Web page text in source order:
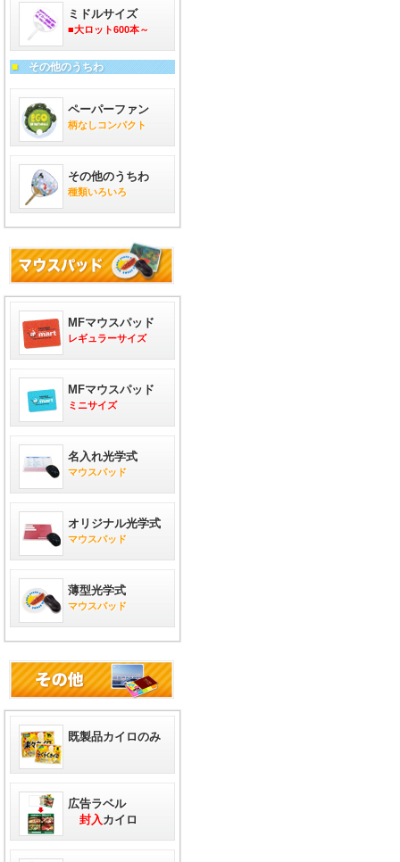
ミドルサイズ
■大ロット600本～
■その他のうちわ
ペーパーファン
柄なしコンパクト
その他のうちわ
種類いろいろ
MFマウスパッド
レギュラーサイズ
MFマウスパッド
ミニサイズ
名入れ光学式
マウスパッド
オリジナル光学式
マウスパッド
薄型光学式
マウスパッド
既製品カイロのみ
広告ラベル
封入 カイロ